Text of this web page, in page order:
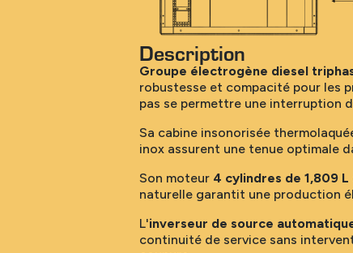
Description
Groupe électrogène diesel
robustesse et compacité pour les
pas se permettre une interruption
Sa cabine insonorisée
inox assurent une tenue optimale
Son moteur 4 cylindres de 1,809
naturelle garantit une production
L'inverseur de source
continuité de service sans